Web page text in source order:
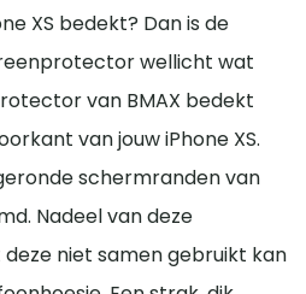
XS bedekt? Dan is de
wellicht wat
van BMAX bedekt
van jouw iPhone XS.
schermranden van
Nadeel van deze
niet samen gebruikt kan